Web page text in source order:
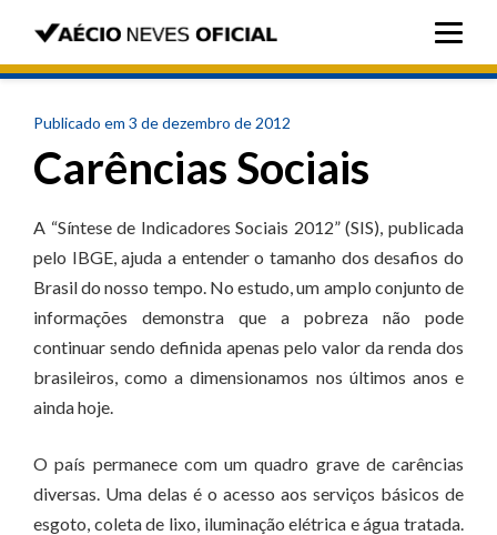
Publicado em 3 de dezembro de 2012
Carências Sociais
A “Síntese de Indicadores Sociais 2012” (SIS), publicada
pelo IBGE, ajuda a entender o tamanho dos desafios do
Brasil do nosso tempo. No estudo, um amplo conjunto de
informações demonstra que a pobreza não pode
continuar sendo definida apenas pelo valor da renda dos
brasileiros, como a dimensionamos nos últimos anos e
ainda hoje.
O país permanece com um quadro grave de carências
diversas. Uma delas é o acesso aos serviços básicos de
esgoto, coleta de lixo, iluminação elétrica e água tratada.